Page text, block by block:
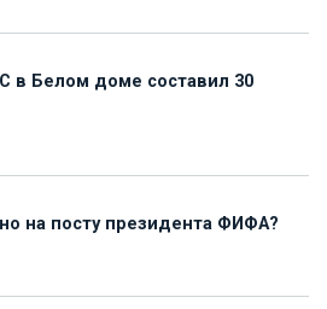
в Белом доме составил 30
на посту президента ФИФА?